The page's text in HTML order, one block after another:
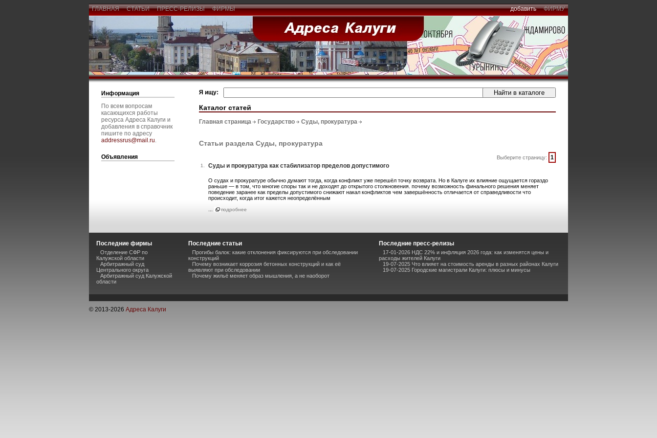
ГЛАВНАЯ СТАТЬИ ПРЕСС-РЕЛИЗЫ ФИРМЫ добавить ФИРМУ
Информация
По всем вопросам
касающихся работы
ресурса Адреса Калуги и
добавления в справочник
пишите по адресу
addressrus@mail.ru.
Объявления
Я ищу:
Каталог статей
Главная страница Государство Суды, прокуратура
Статьи раздела Суды, прокуратура
Выберите страницу: 1
1. Суды и прокуратура как стабилизатор пределов допустимого
О судах и прокуратуре обычно думают тогда, когда конфликт уже перешёл точку возврата. Но в Калуге их влияние ощущается гораздо
раньше — в том, что многие споры так и не доходят до открытого столкновения. почему возможность финального решения меняет
поведение заранее как пределы допустимого снижают накал конфликтов чем завершённость отличается от справедливости что
происходит, когда итог кажется неопределённым
подробнее
Последние фирмы
Отделение СФР по
Калужской области
Арбитражный суд
Центрального округа
Арбитражный суд Калужской
области
Последние статьи
Прогибы балок: какие отклонения фиксируются при обследовании
конструкций
Почему возникает коррозия бетонных конструкций и как её
выявляют при обследовании
Почему жильё меняет образ мышления, а не наоборот
Последние пресс-релизы
17-01-2026 НДС 22% и инфляция 2026 года: как изменятся цены и
расходы жителей Калуги
19-07-2025 Что влияет на стоимость аренды в разных районах Калуги
19-07-2025 Городские магистрали Калуги: плюсы и минусы
© 2013-2026 Адреса Калуги